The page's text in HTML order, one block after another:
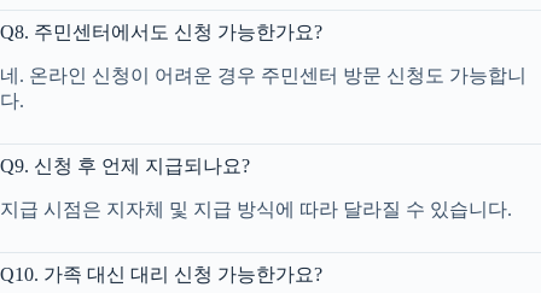
Q8. 주민센터에서도 신청 가능한가요?
네. 온라인 신청이 어려운 경우 주민센터 방문 신청도 가능합니
다.
Q9. 신청 후 언제 지급되나요?
지급 시점은 지자체 및 지급 방식에 따라 달라질 수 있습니다.
Q10. 가족 대신 대리 신청 가능한가요?